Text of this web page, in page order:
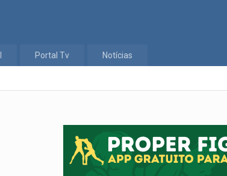
Portal Tv Notícias